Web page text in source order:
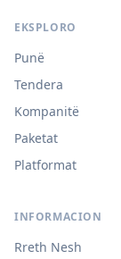
EKSPLORO
Punë
Tendera
Kompanitë
Paketat
Platformat
INFORMACION
Rreth Nesh